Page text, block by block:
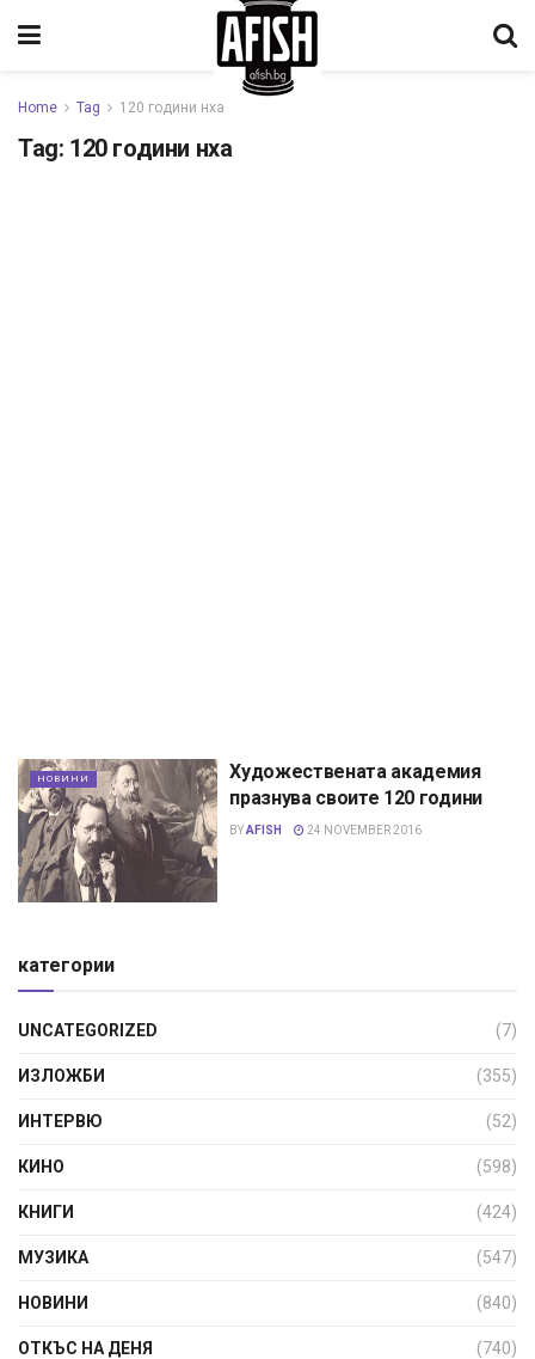
Home Tag 120 години нха
Tag: 120 години нха
НОВИНИ
Художествената академия
празнува своите 120 години
BYAFISH 24 NOVEMBER 2016
категории
UNCATEGORIZED (7)
ИЗЛОЖБИ (355)
ИНТЕРВЮ (52)
КИНО (598)
КНИГИ (424)
МУЗИКА (547)
НОВИНИ (840)
ОТКЪС НА ДЕНЯ (740)